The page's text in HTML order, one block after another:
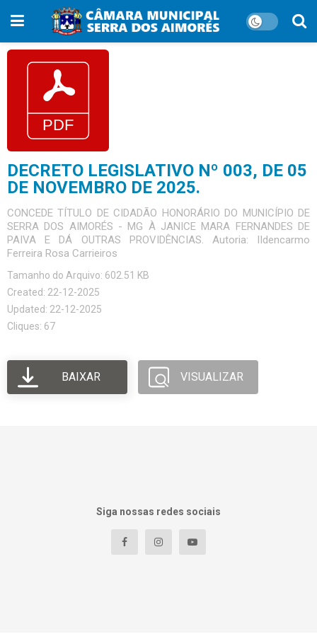
DECRETO LEGISLATIVO Nº 003, DE 05
DE NOVEMBRO DE 2025.
CONCEDE TÍTULO DE CIDADÃO HONORÁRIO DO MUNICÍPIO DE
SERRA DOS AIMORÉS - MG À JANICE MARA FERNANDES DE
PAIVA E DÁ OUTRAS PROVIDÊNCIAS. Autoria: IIdencarmo
Ferreira Rosa Carrieiros
Tamanho do Arquivo: 602.51 KB
Created: 22-12-2025
Updated: 22-12-2025
Cliques: 67
BAIXAR VISUALIZAR
Siga nossas redes sociais